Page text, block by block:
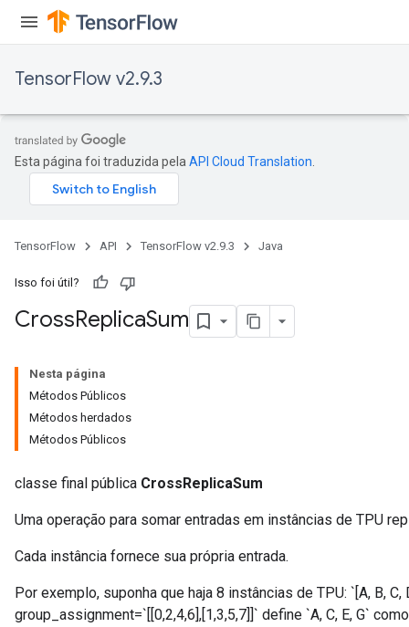
TensorFlow v2.9.3
Esta página foi traduzida pela API Cloud Translation
TensorFlow API TensorFlow v2.9.3 Java
Isso foi útil?
CrossReplicaSum
Nesta página
Métodos Públicos
Métodos herdados
Métodos Públicos
classe final pública CrossReplicaSum
Uma operação para somar entradas em instâncias de TPU
Cada instância fornece sua própria entrada.
Por exemplo, suponha que haja 8 instâncias de TPU: `[A, B, C,
group_assignment=`[[0,2,4,6],[1,3,5,7]]` define `A, C, E, G`